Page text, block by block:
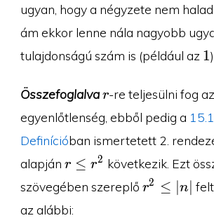
ugyan, hogy a négyzete nem
ám ekkor lenne nála nagyobb
tulajdonságú szám is (például az 1
1).
Összefoglalvar
r-re teljesülni fog az
egyenlőtlenség, ebből pedig a
Definícióban ismertetett 2.
alapján r\leq
r^2
r ≤ r2 következik. Ezt
szövegében szereplő r^2\leq
r2 ≤ ∣n∣
az alábbi: